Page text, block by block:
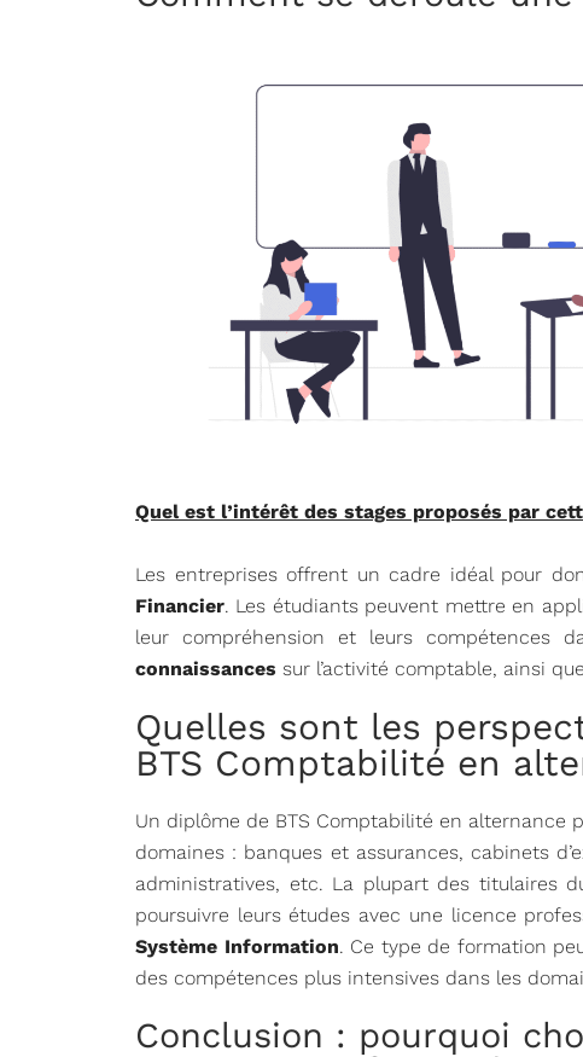
Quel est l’intérêt des stages proposés par
Les entreprises offrent un cadre idéal pour
Financier. Les étudiants peuvent mettre en
leur compréhension et leurs compétences
connaissances sur l’activité comptable, ainsi
Quelles sont les
BTS Comptabilité en
Un diplôme de BTS Comptabilité en alternance
domaines : banques et assurances, cabinets
administratives, etc. La plupart des titulaires
poursuivre leurs études avec une licence
Système Information. Ce type de formation
des compétences plus intensives dans les
Conclusion : pourquoi